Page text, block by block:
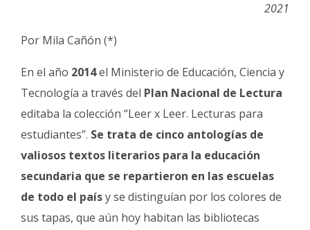
2021
Por Mila Cañón (*)
En el año 2014el Ministerio de Educación, Ciencia y
Tecnología a través del Plan Nacional de Lectura
editaba la colección “Leer x Leer. Lecturas para
estudiantes”. Se trata de cinco antologías de
valiosos textos literarios para la educación
secundaria que se repartieron en las escuelas
de todo el paísy se distinguían por los colores de
sus tapas, que aún hoy habitan las bibliotecas